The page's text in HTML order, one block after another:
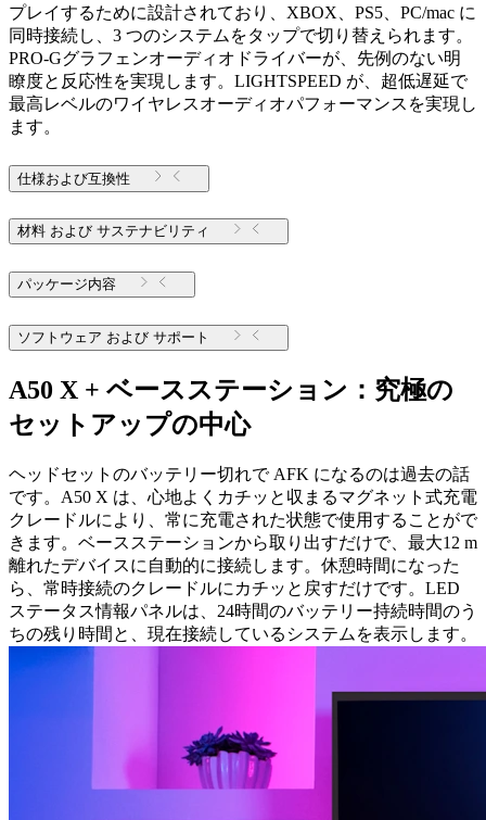
プレイするために設計されており、XBOX、PS5、PC/mac に
同時接続し、3 つのシステムをタップで切り替えられます。
PRO-Gグラフェンオーディオドライバーが、先例のない明
瞭度と反応性を実現します。LIGHTSPEED が、超低遅延で
最高レベルのワイヤレスオーディオパフォーマンスを実現し
ます。
仕様および互換性
材料 および サステナビリティ
パッケージ内容
ソフトウェア および サポート
A50 X + ベースステーション：究極の
セットアップの中心
ヘッドセットのバッテリー切れで AFK になるのは過去の話
です。A50 X は、心地よくカチッと収まるマグネット式充電
クレードルにより、常に充電された状態で使用することがで
きます。ベースステーションから取り出すだけで、最大12 m
離れたデバイスに自動的に接続します。休憩時間になった
ら、常時接続のクレードルにカチッと戻すだけです。LED
ステータス情報パネルは、24時間のバッテリー持続時間のう
ちの残り時間と、現在接続しているシステムを表示します。